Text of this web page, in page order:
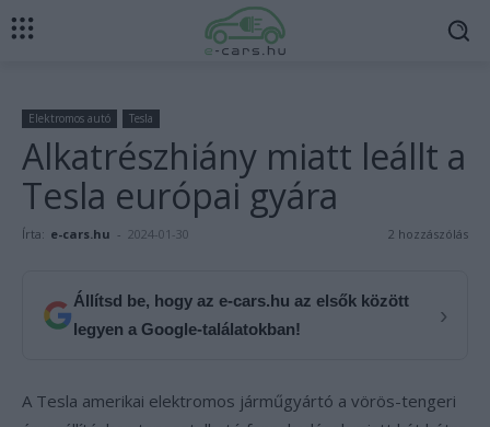
Elektromos autó Tesla
Alkatrészhiány miatt leállt a
Tesla európai gyára
Írta: e-cars.hu - 2024-01-30 2 hozzászólás
Állítsd be, hogy az e-cars.hu az elsők között
legyen a Google-találatokban!
›
A Tesla amerikai elektromos járműgyártó a vörös-tengeri